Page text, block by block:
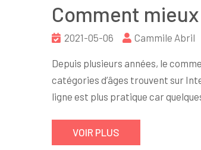
Comment
2021-05-06 Cammile Abril
Depuis plusieurs années, le
catégories d’âges trouvent sur
ligne est plus pratique car
VOIR PLUS